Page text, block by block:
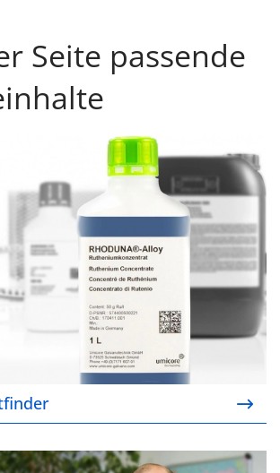
Seite passende